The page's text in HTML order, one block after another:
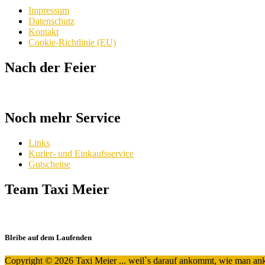
Impressum
Datenschutz
Kontakt
Cookie-Richtlinie (EU)
Nach der Feier
Noch mehr Service
Links
Kurier- und Einkaufsservice
Gutscheine
Team Taxi Meier
Bleibe auf dem Laufenden
Copyright © 2026 Taxi Meier ... weil`s darauf ankommt, wie man